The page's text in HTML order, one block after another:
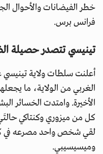
خطر الفيضانات والأحوال
فرانس برس.
تينيسي تتصدر حصيلة
الغربي من الولاية، ما
الأخيرة. وامتدت الخسائر
كل من ميزوري وكنتاكي
لقي شخص واحد مصرعه في
وميسيسيبي.